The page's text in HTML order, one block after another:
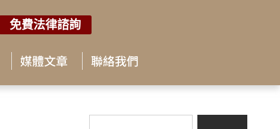
免費法律諮詢
媒體文章 聯絡我們